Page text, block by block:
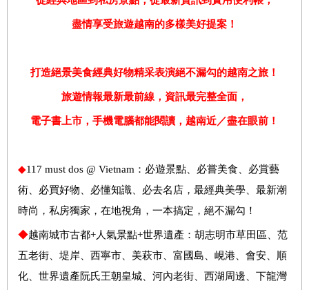
盡情享受旅遊越南的多樣美好提案！
打造絕景美食經典好物精采表演絕不漏勾的越南之旅 ！
旅遊情報最新最前線，資訊最完整全面，
電子書上市， 手機電腦都能閱讀，越南近／盡在眼前！
◆117 must dos @ Vietnam：必遊景點、必嘗美食、必賞藝
術、必買好物、必懂知識、必去名店，最經典美學、最新潮
時尚，私房獨家，在地視角，一本搞定，絕不漏勾！
◆越南城市古都+人氣景點+世界遺產：胡志明市草田區、范
五老街、堤岸、西寧市、美萩市、富國島、峴港、會安、順
化、世界遺產阮氏王朝皇城、河內老街、西湖周邊、下龍灣